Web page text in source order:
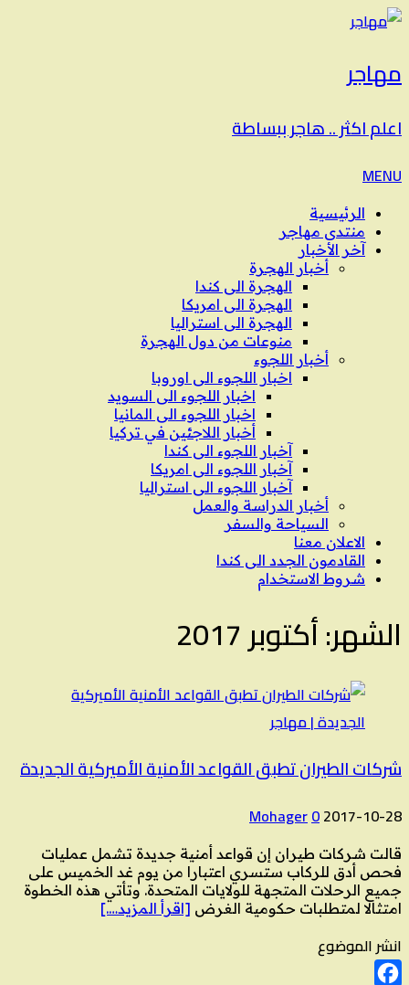
مهاجر
اعلم اكثر .. هاجر ببساطة
MENU
الرئيسية
منتدى مهاجر
آخر الأخبار
أخبار الهجرة
الهجرة الى كندا
الهجرة الى امريكا
الهجرة الى استراليا
منوعات من دول الهجرة
أخبار اللجوء
اخبار اللجوء الى اوروبا
اخبار اللجوء الى السويد
اخبار اللجوء الى المانيا
أخبار اللاجئين في تركيا
آخبار اللجوء الى كندا
آخبار اللجوء الى امريكا
آخبار اللجوء الى استراليا
أخبار الدراسة والعمل
السياحة والسفر
الاعلان معنا
القادمون الجدد الى كندا
شروط الاستخدام
الشهر:أكتوبر 2017
شركات الطيران تطبق القواعد الأمنية الأميركية الجديدة
2017-10-28
Mohager0
قالت شركات طيران إن قواعد أمنية جديدة تشمل عمليات
فحص أدق للركاب ستسري اعتبارا من يوم غد الخميس على
جميع الرحلات المتجهة للولايات المتحدة. وتأتي هذه الخطوة
امتثالا لمتطلبات حكومية الغرض [اقرأ المزيد….]
انشر الموضوع